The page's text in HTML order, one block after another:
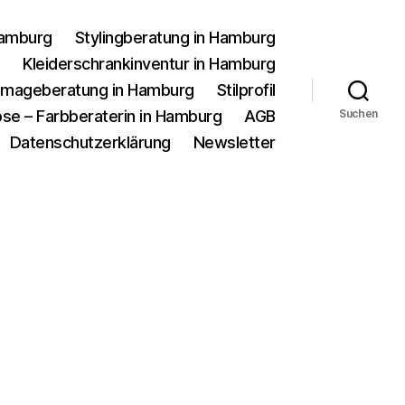
Stylingberatung in Hamburg
Kleiderschrankinventur in Hamburg
in Hamburg
Stilprofil
– Farbberaterin in Hamburg
AGB
Datenschutzerklärung Newsletter
Suchen